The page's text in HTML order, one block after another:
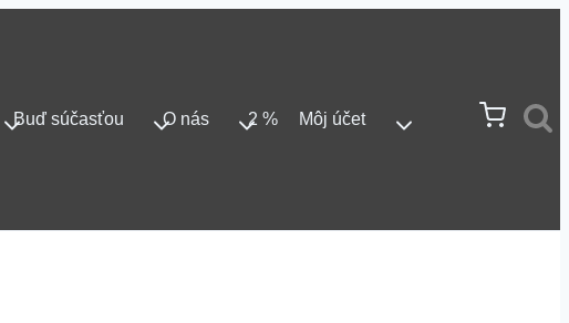
Buď súčasťou O nás 2 % Môj účet